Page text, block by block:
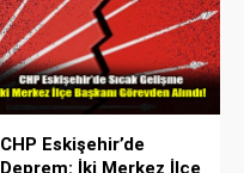
CHP Eskişehir’de
Deprem: İki Merkez İlçe